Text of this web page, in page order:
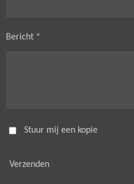
Bericht *
Stuur mij een kopie
Verzenden